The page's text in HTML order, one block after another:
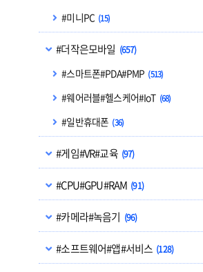
#미니PC (15)
#더작은모바일 (657)
#스마트폰#PDA#PMP (513)
#웨어러블#헬스케어#IoT (68)
#일반휴대폰 (36)
#게임#VR#교육 (97)
#CPU#GPU#RAM (91)
#카메라#녹음기 (96)
#소프트웨어#앱#서비스 (128)